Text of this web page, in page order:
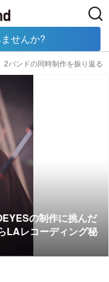
TECH
2バンドの同時制作を振り返る
の制作に挑んだ
LAレコーディング秘
せんか?